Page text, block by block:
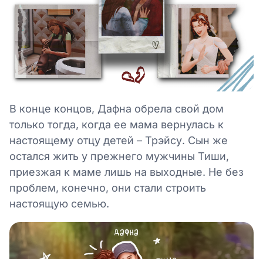
В конце концов, Дафна обрела свой дом
только тогда, когда ее мама вернулась к
настоящему отцу детей – Трэйсу. Сын же
остался жить у прежнего мужчины Тиши,
приезжая к маме лишь на выходные. Не без
проблем, конечно, они стали строить
настоящую семью.